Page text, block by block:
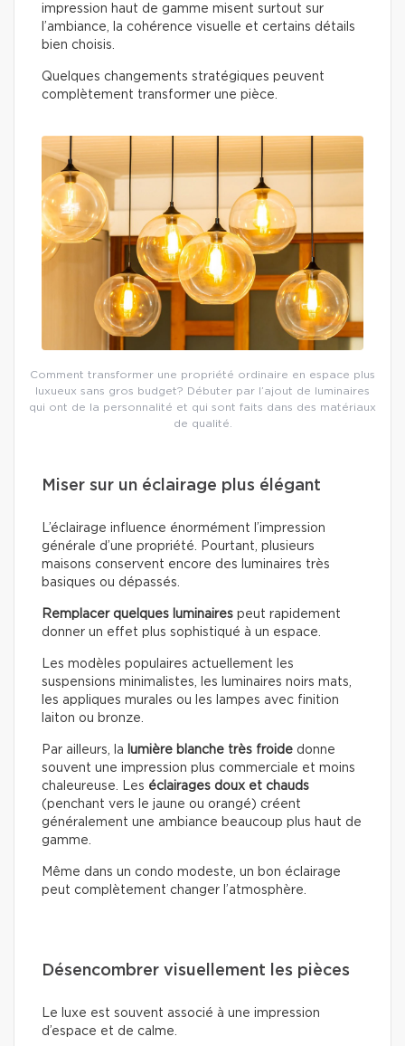
impression haut de gamme misent surtout sur
l’ambiance, la cohérence visuelle et certains détails
bien choisis.
Quelques changements stratégiques peuvent
complètement transformer une pièce.
Comment transformer une propriété ordinaire en espace plus
luxueux sans gros budget? Débuter par l’ajout de luminaires
qui ont de la personnalité et qui sont faits dans des matériaux
de qualité.
Miser sur un éclairage plus élégant
L’éclairage influence énormément l’impression
générale d’une propriété. Pourtant, plusieurs
maisons conservent encore des luminaires très
basiques ou dépassés.
Remplacer quelques luminaires peut rapidement
donner un effet plus sophistiqué à un espace.
Les modèles populaires actuellement les
suspensions minimalistes, les luminaires noirs mats,
les appliques murales ou les lampes avec finition
laiton ou bronze.
Par ailleurs, la lumière blanche très froide donne
souvent une impression plus commerciale et moins
chaleureuse. Les éclairages doux et chauds
(penchant vers le jaune ou orangé) créent
généralement une ambiance beaucoup plus haut de
gamme.
Même dans un condo modeste, un bon éclairage
peut complètement changer l’atmosphère.
Désencombrer visuellement les pièces
Le luxe est souvent associé à une impression
d’espace et de calme.